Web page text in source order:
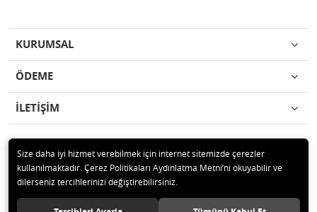
KURUMSAL
ÖDEME
İLETİŞİM
© 2019 DENKER ELEKTRONİK VE BİLGİSAYAR SAN. TİC. A.Ş. Tüm hakları
saklıdır.
Size daha iyi hizmet verebilmek için internet sitemizde çerezler
kullanılmaktadır. Çerez Politikaları Aydınlatma Metni’ni okuyabilir ve
dilerseniz tercihlerinizi değiştirebilirsiniz.